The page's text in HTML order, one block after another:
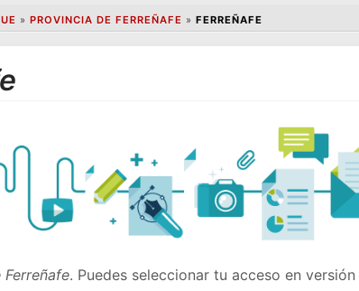
» PROVINCIA DE FERREÑAFE » FERREÑAFE
. Puedes seleccionar tu acceso en